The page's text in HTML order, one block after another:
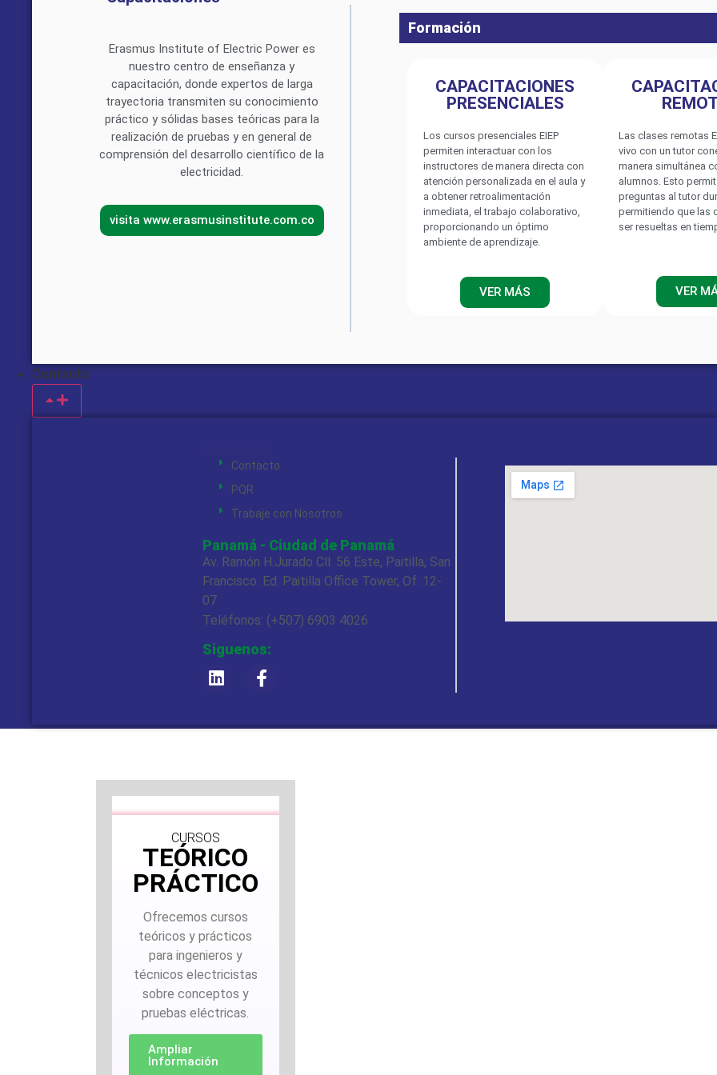
Erasmus Institute of Electric Power es
nuestro centro de enseñanza y
capacitación, donde expertos de larga
trayectoria transmiten su conocimiento
práctico y sólidas bases teóricas para la
realización de pruebas y en general de
comprensión del desarrollo científico de la
electricidad.
visita www.erasmusinstitute.com.co
Formación
CAPACITACIONES
PRESENCIALES
Los cursos presenciales EIEP
permiten interactuar con los
instructores de manera directa con
atención personalizada en el aula y
a obtener retroalimentación
inmediata, el trabajo colaborativo,
proporcionando un óptimo
ambiente de aprendizaje.
VER MÁS
Las clases remotas
vivo con un tutor
manera simultánea
alumnos. Esto
preguntas al tutor
permitiendo que las
ser resueltas en
VER
Contacto
Contacto
PQR
Trabaje con Nosotros
Panamá - Ciudad de Panamá
Av. Ramón H.Jurado Cll. 56 Este, Paitilla, San
Francisco. Ed. Paitilla Office Tower, Of. 12-
07
Teléfonos: (+507) 6903 4026
Siguenos:
CURSOS
TEÓRICO
PRÁCTICO
Ofrecemos cursos
teóricos y prácticos
para ingenieros y
técnicos electricistas
sobre conceptos y
pruebas eléctricas.
Ampliar
Información
Sensores para zonas explosivas
–Aplicación